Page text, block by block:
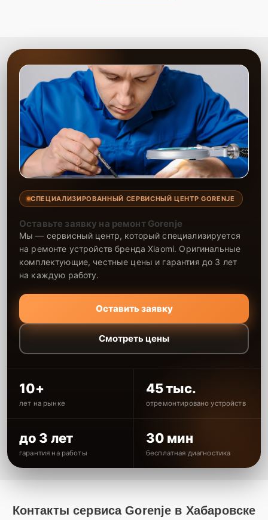
СПЕЦИАЛИЗИРОВАННЫЙ СЕРВИСНЫЙ ЦЕНТР GORENJE
Оставьте заявку на ремонт Gorenje
Мы — сервисный центр, который специализируется
на ремонте устройств бренда Xiaomi. Оригинальные
комплектующие, честные цены и гарантия до 3 лет
на каждую работу.
Оставить заявку
Смотреть цены
10+
лет на рынке
45 тыс.
отремонтировано устройств
до 3 лет
гарантия на работы
30 мин
бесплатная диагностика
Контакты сервиса Gorenje в Хабаровске